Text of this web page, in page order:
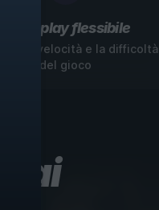
Gameplay flessibile
la velocità e la difficoltà
del gioco